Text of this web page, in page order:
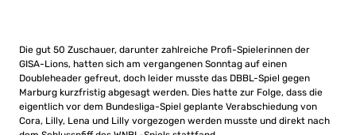
Die gut 50 Zuschauer, darunter zahlreiche Profi-Spielerinnen der
GISA-Lions, hatten sich am vergangenen Sonntag auf einen
Doubleheader gefreut, doch leider musste das DBBL-Spiel gegen
Marburg kurzfristig abgesagt werden. Dies hatte zur Folge, dass die
eigentlich vor dem Bundesliga-Spiel geplante Verabschiedung von
Cora, Lilly, Lena und Lilly vorgezogen werden musste und direkt nach